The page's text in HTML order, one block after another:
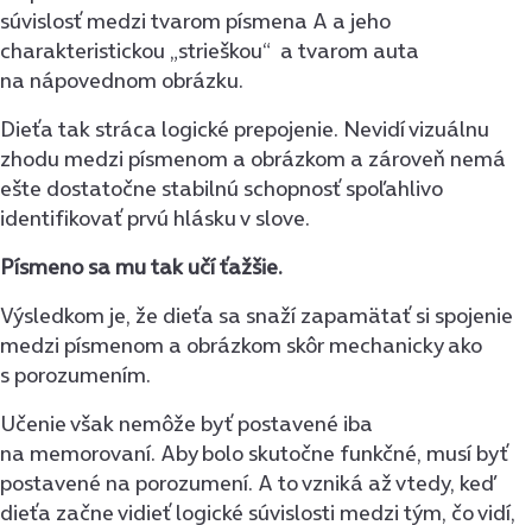
súvislosť medzi tvarom písmena A a jeho
charakteristickou „strieškou“ a tvarom auta
na nápovednom obrázku.
Dieťa tak stráca logické prepojenie. Nevidí vizuálnu
zhodu medzi písmenom a obrázkom a zároveň nemá
ešte dostatočne stabilnú schopnosť spoľahlivo
identifikovať prvú hlásku v slove.
Písmeno sa mu tak učí ťažšie.
Výsledkom je, že dieťa sa snaží zapamätať si spojenie
medzi písmenom a obrázkom skôr mechanicky ako
s porozumením.
Učenie však nemôže byť postavené iba
na memorovaní. Aby bolo skutočne funkčné, musí byť
postavené na porozumení. A to vzniká až vtedy, keď
dieťa začne vidieť logické súvislosti medzi tým, čo vidí,